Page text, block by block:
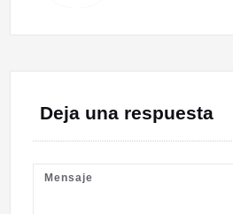
Deja una respuesta